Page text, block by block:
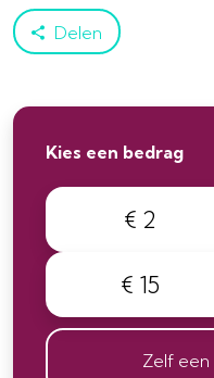
Delen
Kies een bedrag
€ 2
€ 15
Zelf